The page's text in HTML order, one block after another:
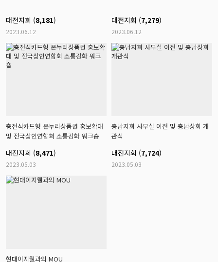
대전지회 (8,181)
2023.06.12
대전지회 (7,279)
2023.06.12
충전식카드형 온누리상품권 홍보확대
및 전국상인연합회 소통강화 워크숍
대전지회 (8,471)
2023.05.03
충남지회 사무실 이전 및 충남상회 개
관식
대전지회 (7,724)
2023.05.03
현대이지웰과의 MOU